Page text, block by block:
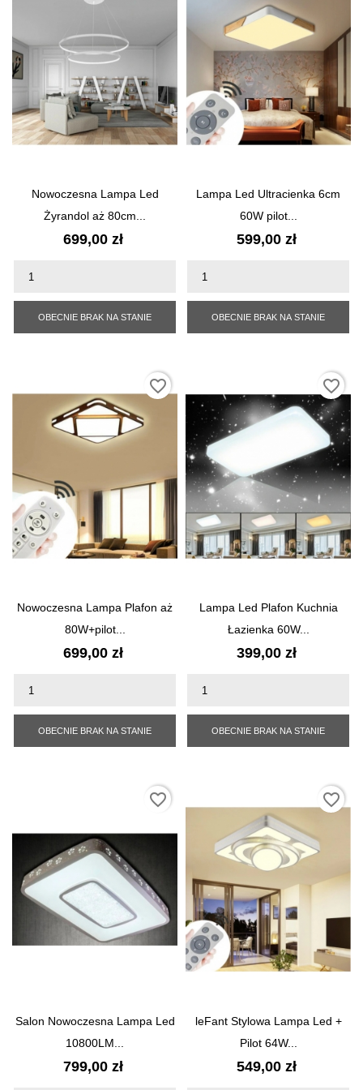
Nowoczesna Lampa Led
Żyrandol aż 80cm...
Cena
699,00 zł
OBECNIE BRAK NA STANIE
Lampa Led Ultracienka 6cm
60W pilot...
Cena
599,00 zł
OBECNIE BRAK NA STANIE
Nowoczesna Lampa Plafon aż
80W+pilot...
Cena
699,00 zł
OBECNIE BRAK NA STANIE
favorite_border
Lampa Led Plafon Kuchnia
Łazienka 60W...
Cena
399,00 zł
OBECNIE BRAK NA STANIE
favorite_border
Salon Nowoczesna Lampa Led
10800LM...
Cena
799,00 zł
favorite_border
leFant Stylowa Lampa Led +
Pilot 64W...
Cena
549,00 zł
favorite_border